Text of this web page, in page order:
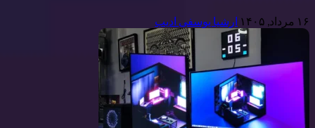
۱۶ مرداد, ۱۴۰۵ ارشیا یوسفی ادیب